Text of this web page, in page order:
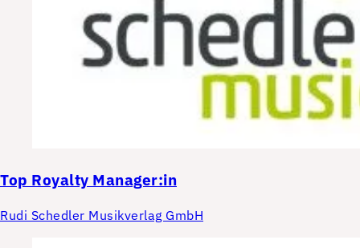
Top Royalty Manager:in
Rudi Schedler Musikverlag GmbH